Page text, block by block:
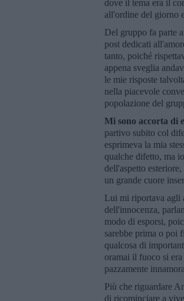
dove il tema era il
all'ordine del giorno
Del gruppo fa parte
post dedicati
tanto, poiché
appena sveglia
le mie risposte
nella piacevole
popolazione del
Mi sono accorta di
partivo subito col
esprimeva la mia
qualche difetto, ma
dell'aspetto
un grande cuore
Lui mi riportava agli
dell'innocenza,
modo di esporsi,
sarebbe prima o poi
qualcosa di
oramai il fuoco si
pazzamente
Più che riguardare
di ricominciare a